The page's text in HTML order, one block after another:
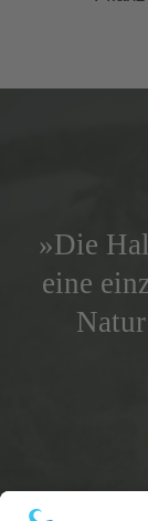
»Die
eine